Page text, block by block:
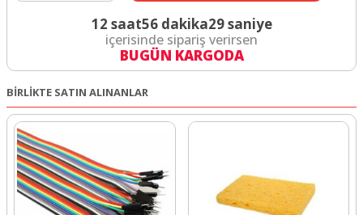
12 saat56 dakika28 saniye
içerisinde sipariş verirsen
BUGÜN KARGODA
BİRLİKTE SATIN ALINANLAR